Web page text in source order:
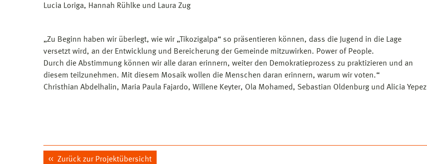
Lucia Loriga, Hannah Rühlke und Laura Zug
„Zu Beginn haben wir überlegt, wie wir „Tikozigalpa“ so präsentieren können, dass die Jugend in die Lage
versetzt wird, an der Entwicklung und Bereicherung der Gemeinde mitzuwirken. Power of People.
Durch die Abstimmung können wir alle daran erinnern, weiter den Demokratieprozess zu praktizieren und an
diesem teilzunehmen. Mit diesem Mosaik wollen die Menschen daran erinnern, warum wir voten.“
Christhian Abdelhalin, Maria Paula Fajardo, Willene Keyter, Ola Mohamed, Sebastian Oldenburg und Alicia Yepez
Zurück zur Projektübersicht